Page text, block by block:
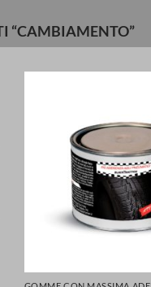
“CAMBIAMENTO”